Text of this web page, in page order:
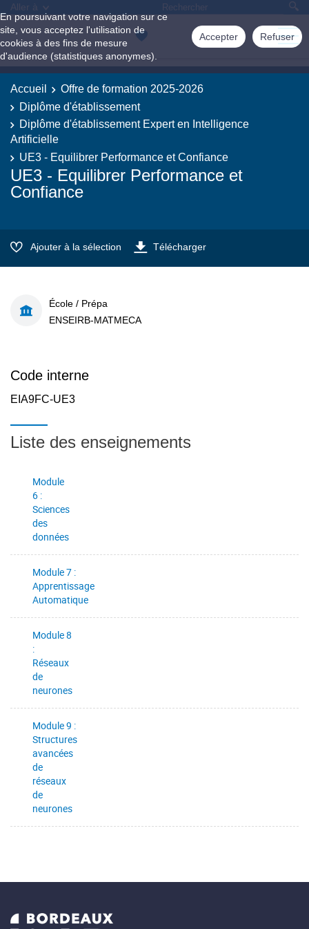
En poursuivant votre navigation sur ce
site, vous acceptez l'utilisation de
cookies à des fins de mesure
d'audience (statistiques anonymes).
Accepter Refuser
Aller à
Accueil
Offre de formation 2025-2026
Diplôme d'établissement
Diplôme d'établissement Expert en Intelligence
Artificielle
UE3 - Equilibrer Performance et Confiance
UE3 - Equilibrer Performance et
Confiance
Ajouter à la sélection Télécharger
École / Prépa
ENSEIRB-MATMECA
Code interne
EIA9FC-UE3
Liste des enseignements
Module
6 :
Sciences
des
données
Module 7 :
Apprentissage
Automatique
Module 8
:
Réseaux
de
neurones
Module 9 :
Structures
avancées
de
réseaux
de
neurones